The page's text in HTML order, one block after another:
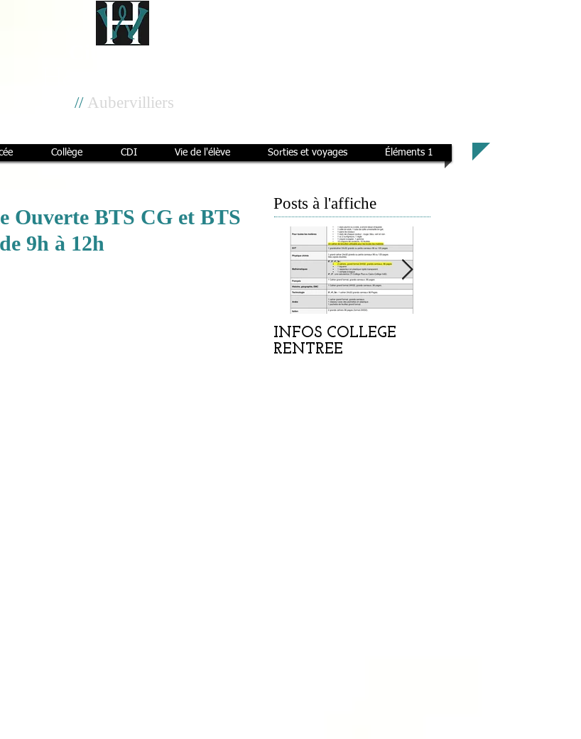
Cité scolaire
//Aubervilliers
Collège CDI Vie de l'élève Sorties et voyages Éléments 1
Ouverte BTS CG et BTS
9h à 12h
Posts à l'affiche
INFOS COLLEGE
RENTREE